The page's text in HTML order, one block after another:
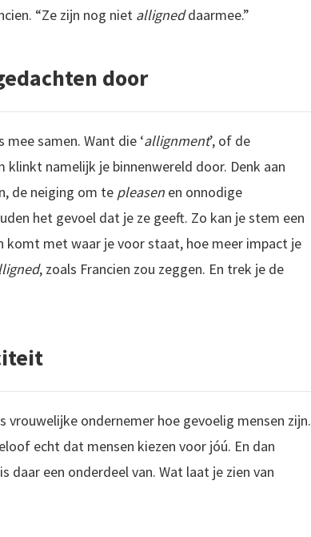
“Ze zijn nog niet alligneddaarmee.”
door
samen. Want die ‘allignment’, of de
namelijk je binnenwereld door. Denk aan
de neiging om te pleasen en onnodige
het gevoel dat je ze geeft. Zo kan je stem een
komt met waar je voor staat, hoe meer impact je
, zoals Francien zou zeggen. En trek je de
vrouwelijke ondernemer hoe gevoelig mensen zijn.
echt dat mensen kiezen voor jóú. En dan
een onderdeel van. Wat laat je zien van